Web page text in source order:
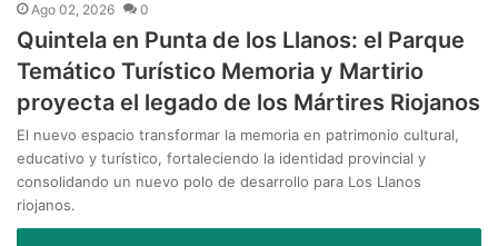
Ago 02, 2026 0
Quintela en Punta de los Llanos: el Parque
Temático Turístico Memoria y Martirio
proyecta el legado de los Mártires Riojanos
El nuevo espacio transformar la memoria en patrimonio cultural,
educativo y turístico, fortaleciendo la identidad provincial y
consolidando un nuevo polo de desarrollo para Los Llanos
riojanos.